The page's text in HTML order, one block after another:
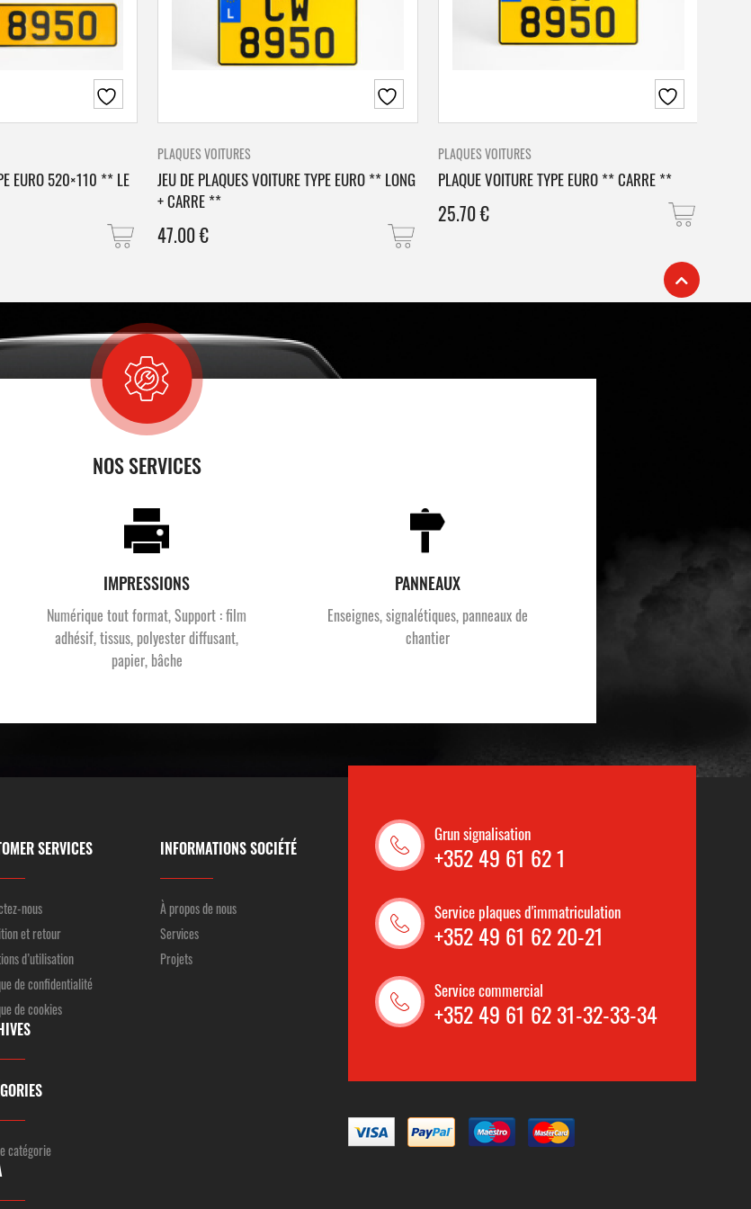
EURO 520×110 ** LE
PLAQUES VOITURES
JEU DE PLAQUES VOITURE TYPE EURO ** LONG
+ CARRE **
47.00€
PLAQUES VOITURES
PLAQUE VOITURE TYPE EURO ** CARRE **
25.70€
NOS SERVICES
IMPRESSIONS
Numérique tout format, Support : film
adhésif, tissus, polyester diffusant,
papier, bâche
PANNEAUX
Enseignes, signalétiques, panneaux de
chantier
SERVICES
nous
et retour
d’utilisation
de confidentialité
de cookies
catégorie
INFORMATIONS SOCIÉTÉ
À propos de nous
Services
Projets
Grun signalisation
+352 49 61 62 1
Service plaques d'immatriculation
+352 49 61 62 20-21
Service commercial
+352 49 61 62 31-32-33-34